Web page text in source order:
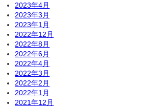
2023年4月
2023年3月
2023年1月
2022年12月
2022年8月
2022年6月
2022年4月
2022年3月
2022年2月
2022年1月
2021年12月